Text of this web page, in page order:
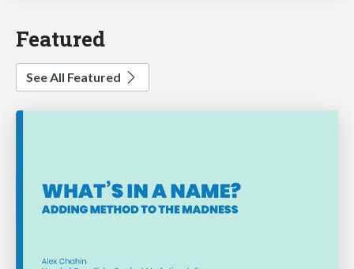
Featured
See All Featured